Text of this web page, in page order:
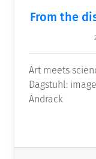
From the
Art meets
Dagstuhl:
Andrack